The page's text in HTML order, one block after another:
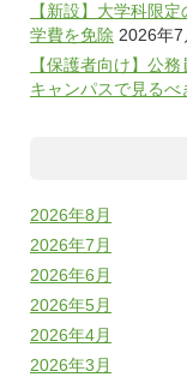
【新設】大学科限
学費を免除 2026年7
【保護者向け】公
キャンパスで見るべ
2026年8月
2026年7月
2026年6月
2026年5月
2026年4月
2026年3月